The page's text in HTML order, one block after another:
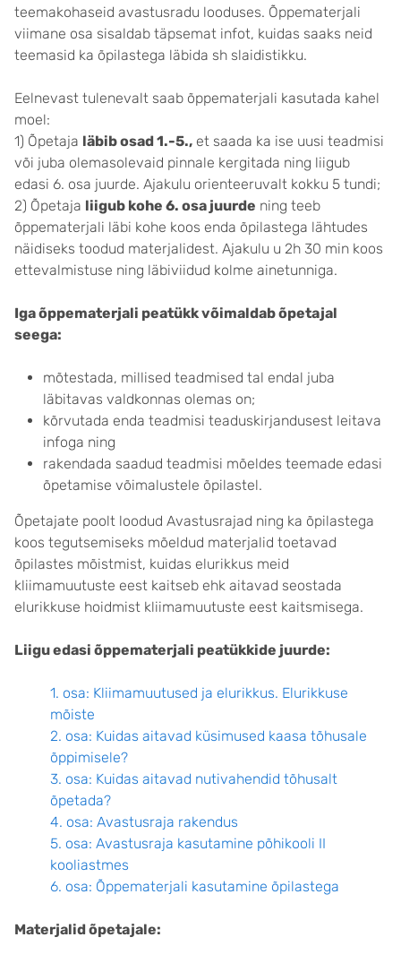
teemakohaseid avastusradu looduses. Õppematerjali
viimane osa sisaldab täpsemat infot, kuidas saaks neid
teemasid ka õpilastega läbida sh slaidistikku.
Eelnevast tulenevalt saab õppematerjali kasutada kahel
moel:
1) Õpetaja läbib osad 1.-5., et saada ka ise uusi teadmisi
või juba olemasolevaid pinnale kergitada ning liigub
edasi 6. osa juurde. Ajakulu orienteeruvalt kokku 5 tundi;
2) Õpetaja liigub kohe 6. osa juurde ning teeb
õppematerjali läbi kohe koos enda õpilastega lähtudes
näidiseks toodud materjalidest. Ajakulu u 2h 30 min koos
ettevalmistuse ning läbiviidud kolme ainetunniga.
Iga õppematerjali peatükk võimaldab õpetajal
seega:
mõtestada, millised teadmised tal endal juba
läbitavas valdkonnas olemas on;
kõrvutada enda teadmisi teaduskirjandusest leitava
infoga ning
rakendada saadud teadmisi mõeldes teemade edasi
õpetamise võimalustele õpilastel.
Õpetajate poolt loodud Avastusrajad ning ka õpilastega
koos tegutsemiseks mõeldud materjalid toetavad
õpilastes mõistmist, kuidas elurikkus meid
kliimamuutuste eest kaitseb ehk aitavad seostada
elurikkuse hoidmist kliimamuutuste eest kaitsmisega.
Liigu edasi õppematerjali peatükkide juurde:
1. osa: Kliimamuutused ja elurikkus. Elurikkuse
mõiste
2. osa: Kuidas aitavad küsimused kaasa tõhusale
õppimisele?
3. osa: Kuidas aitavad nutivahendid tõhusalt
õpetada?
4. osa: Avastusraja rakendus
5. osa: Avastusraja kasutamine põhikooli II
kooliastmes
6. osa: Õppematerjali kasutamine õpilastega
Materjalid õpetajale: